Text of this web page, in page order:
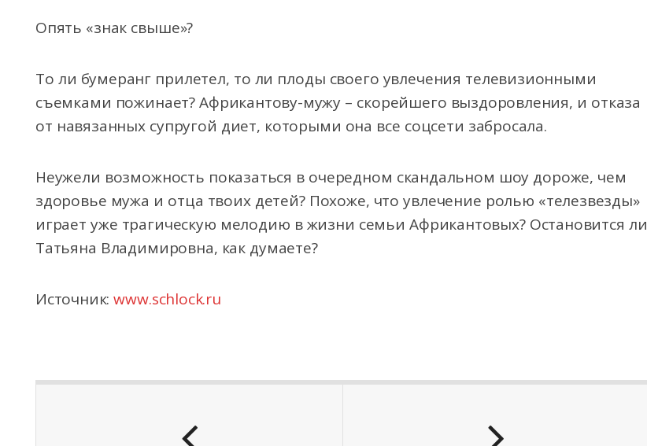
Опять «знак свыше»?
То ли бумеранг прилетел, то ли плоды своего увлечения телевизионными
съемками пожинает? Африкантову-мужу – скорейшего выздоровления, и отказа
от навязанных супругой диет, которыми она все соцсети забросала.
Неужели возможность показаться в очередном скандальном шоу дороже, чем
здоровье мужа и отца твоих детей? Похоже, что увлечение ролью «телезвезды»
играет уже трагическую мелодию в жизни семьи Африкантовых? Остановится ли
Татьяна Владимировна, как думаете?
Источник:www.schlock.ru